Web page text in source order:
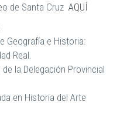
de Santa Cruz AQUÍ
Geografía e Historia:
Real.
la Delegación Provincial
en Historia del Arte